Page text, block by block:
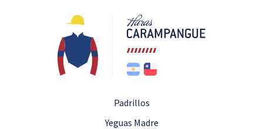
Padrillos
Yeguas Madre